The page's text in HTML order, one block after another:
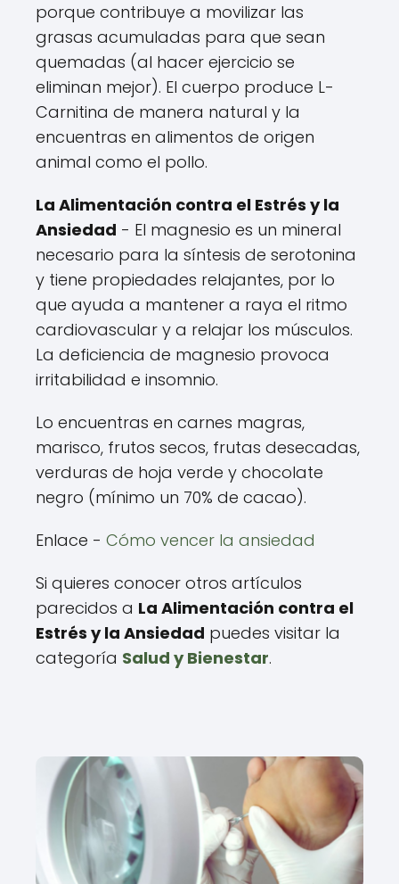
porque contribuye a movilizar las
grasas acumuladas para que sean
quemadas (al hacer ejercicio se
eliminan mejor). El cuerpo produce L-
Carnitina de manera natural y la
encuentras en alimentos de origen
animal como el pollo.
La Alimentación contra el Estrés y la
Ansiedad - El magnesio es un mineral
necesario para la síntesis de serotonina
y tiene propiedades relajantes, por lo
que ayuda a mantener a raya el ritmo
cardiovascular y a relajar los músculos.
La deficiencia de magnesio provoca
irritabilidad e insomnio.
Lo encuentras en carnes magras,
marisco, frutos secos, frutas desecadas,
verduras de hoja verde y chocolate
negro (mínimo un 70% de cacao).
Enlace - Cómo vencer la ansiedad
Si quieres conocer otros artículos
parecidos a La Alimentación contra el
Estrés y la Ansiedad puedes visitar la
categoría Salud y Bienestar.